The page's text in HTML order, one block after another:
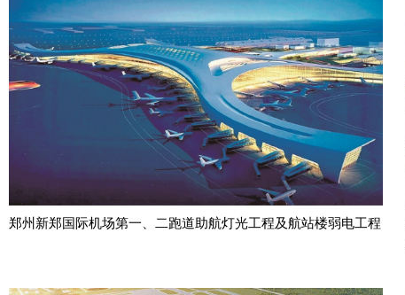
郑州新郑国际机场第一、二跑道助航灯光工程及航站楼弱电工程